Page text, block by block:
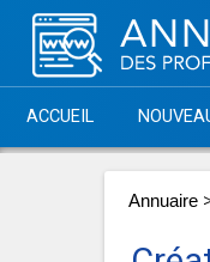
ACCUEIL
Annuaire